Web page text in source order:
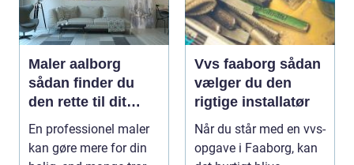
Maler aalborg
sådan finder du
den rette til dit
malerprojekt
En professionel maler
kan gøre mere for din
Vvs faaborg sådan
vælger du den
rigtige installatør
Når du står med en vvs-
opgave i Faaborg, kan